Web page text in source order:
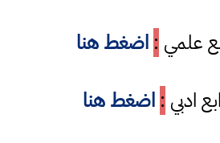
علمي : اضغط هنا
ادبي : اضغط هنا